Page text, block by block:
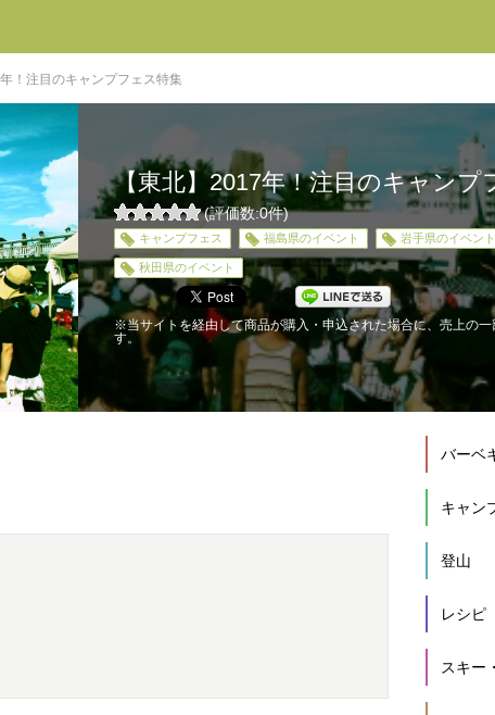
年！注目のキャンプフェス特集
【東北】2017年！注目のキャンプ
0
5
(評価数:0件)
キャンプフェス 福島県のイベント 岩手県のイベント
秋田県のイベント
※当サイトを経由して商品が購入・申込された場合に、売上の
す。
バーベ
キャン
登山
レシピ
スキー